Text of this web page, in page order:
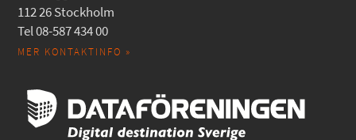
112 26 Stockholm
Tel 08-587 434 00
MER KONTAKTINFO »